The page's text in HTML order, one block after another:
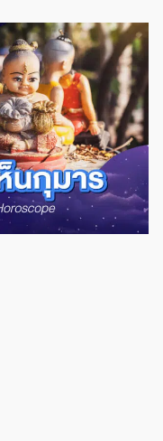
านกองใหญ่มากๆ ตามตำรา
นชีวิต ที่หากใครตั้งความ
นยังมีเกณฑ์จะได้รับข่าวดีจาก
ารทำงาน ก็มีโอกาสจะได้
หากใครที่ฝันว่าล้างจานบ้าน
หมายถึง การพบเจอกับความ
วยก็จะหายจากอาการป่วย
หมั่นเก็บหอมรอมริบร่วมด้วย
รับผลที่มุ่งหมายเอาไว้ ส่วน
ด ฝันว่าทำจานแตก หรือหาก
ายความฝัน หมายถึง การ
ากรองานก็จะได้รับการตอบ
องการทะเลาะเบาะแว้งกับ
ำให้เกิดปัญหาบานปลายได้